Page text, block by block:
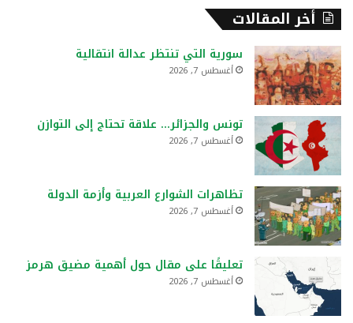
أخر المقالات
سورية التي تنتظر عدالة انتقالية
أغسطس 7, 2026
تونس والجزائر… علاقة تحتاج إلى التوازن
أغسطس 7, 2026
تظاهرات الشوارع العربية وأزمة الدولة
أغسطس 7, 2026
تعليقًا على مقال حول أهمية مضيق هرمز
أغسطس 7, 2026